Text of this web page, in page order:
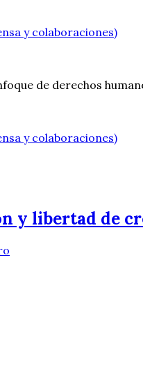
y colaboraciones)
de derechos
y colaboraciones)
y libertad de